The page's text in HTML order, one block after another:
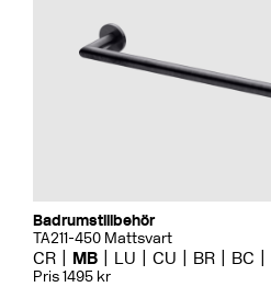
Badrumstillbehör
TA211-450 Mattsvart
CR MB LU CU BR BC
Pris 1495 kr